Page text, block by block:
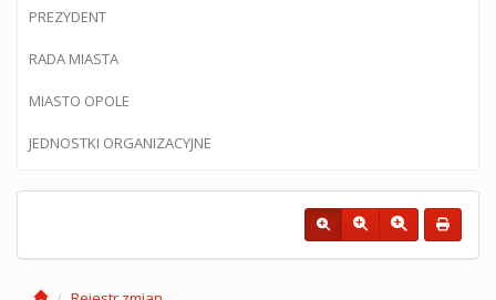
PREZYDENT
RADA MIASTA
MIASTO OPOLE
JEDNOSTKI ORGANIZACYJNE